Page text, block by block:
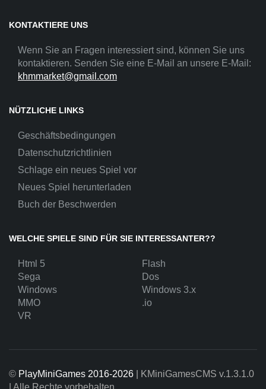
KONTAKTIERE UNS
Wenn Sie an Fragen interessiert sind, können Sie uns
kontaktieren. Senden Sie eine E-Mail an unsere E-Mail:
khmmarket@gmail.com
NÜTZLICHE LINKS
Geschäftsbedingungen
Datenschutzrichtlinien
Schlage ein neues Spiel vor
Neues Spiel herunterladen
Buch der Beschwerden
WELCHE SPIELE SIND FÜR SIE INTERESSANTER??
Html 5
Flash
Sega
Dos
Windows
Windows 3.x
MMO
.io
VR
© PlayMiniGames 2016-2026 | KMiniGamesCMS v.1.3.1.0
| Alle Rechte vorbehalten